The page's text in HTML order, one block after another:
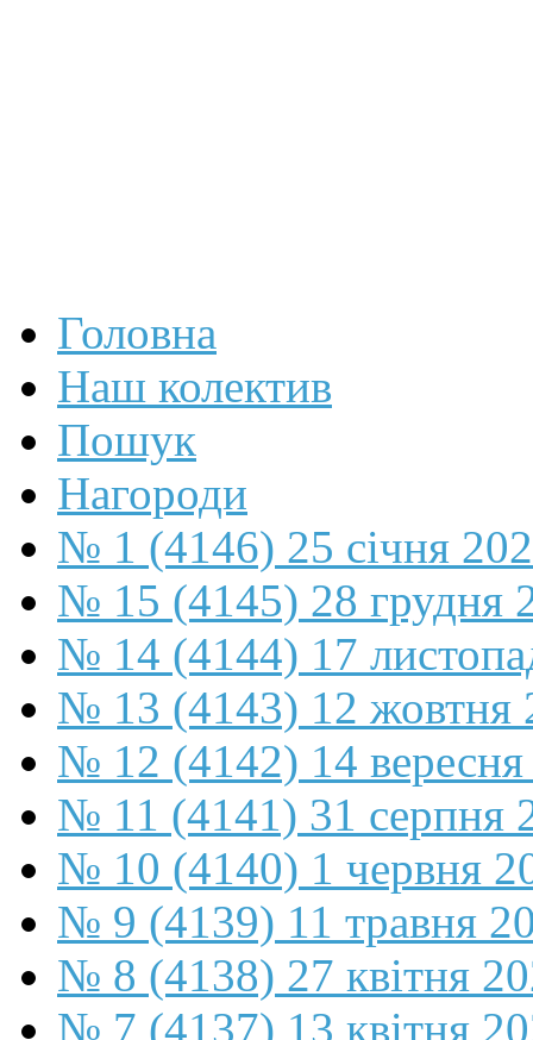
Головна
Наш колектив
Пошук
Нагороди
№ 1 (4146) 25 січня
№ 15 (4145) 28 грудня
№ 14 (4144) 17
№ 13 (4143) 12 жовтня
№ 12 (4142) 14
№ 11 (4141) 31 серпня
№ 10 (4140) 1 червня
№ 9 (4139) 11 травня
№ 8 (4138) 27 квітня
№ 7 (4137) 13 квітня